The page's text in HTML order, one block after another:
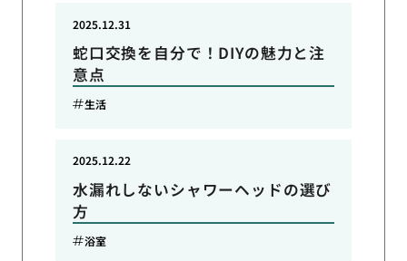
蛇口交換を自分で！DIYの魅力と注
意点
2025.12.31
生活
水漏れしないシャワーヘッドの選び
方
2025.12.22
浴室